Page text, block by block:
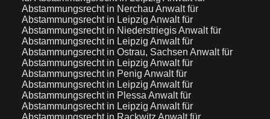
Abstammungsrecht in Nerchau Anwalt für
Abstammungsrecht in Leipzig Anwalt für
Abstammungsrecht in NiederstriegisAnwalt für
Abstammungsrecht in Leipzig Anwalt für
Abstammungsrecht in Ostrau, Sachsen Anwalt für
Abstammungsrecht in Leipzig Anwalt für
Abstammungsrecht in Penig Anwalt für
Abstammungsrecht in Leipzig Anwalt für
Abstammungsrecht in Plessa Anwalt für
Abstammungsrecht in Leipzig Anwalt für
Abstammungsrecht in Rackwitz Anwalt für